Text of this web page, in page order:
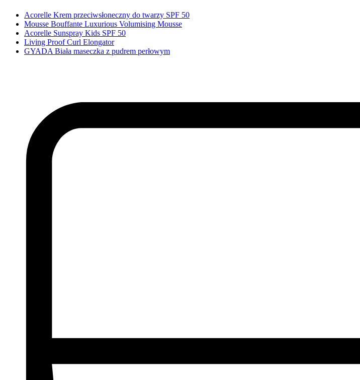
Acorelle Krem przeciwsłoneczny do twarzy SPF 50
Mousse Bouffante Luxurious Volumising Mousse
Acorelle Sunspray Kids SPF 50
Living Proof Curl Elongator
GYADA Biała maseczka z pudrem perłowym